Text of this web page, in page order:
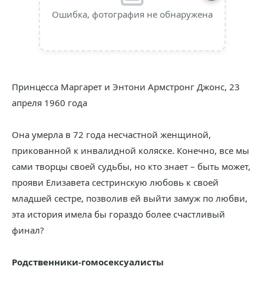
Ошибка, фотография не обнаружена
Принцесса Маргарет и Энтони Армстронг Джонс, 23
апреля 1960 года
Она умерла в 72 года несчастной женщиной,
прикованной к инвалидной коляске. Конечно, все мы
сами творцы своей судьбы, но кто знает – быть может,
прояви Елизавета сестринскую любовь к своей
младшей сестре, позволив ей выйти замуж по любви,
эта история имела бы гораздо более счастливый
финал?
Родственники-гомосексуалисты